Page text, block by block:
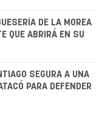
DE LA MOREA
QUE ABRIRÁ EN SU
SEGURA A UNA
PARA DEFENDER